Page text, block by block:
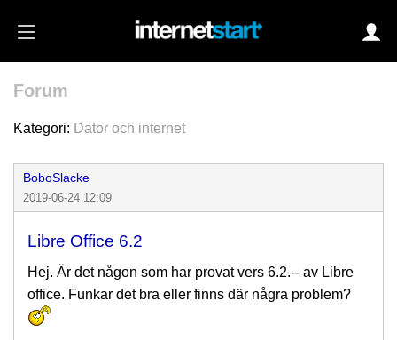
Forum
Kategori: Dator och internet
BoboSlacke
2019-06-24 12:09
Libre Office 6.2
Hej. Är det någon som har provat vers 6.2.-- av Libre
office. Funkar det bra eller finns där några problem?